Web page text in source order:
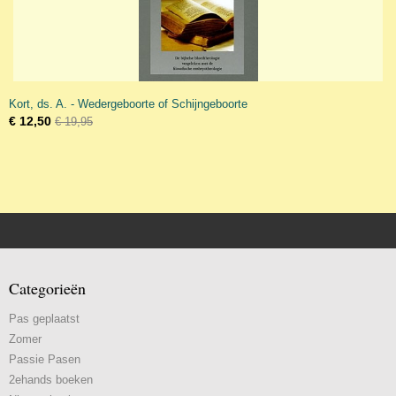
Kort, ds. A. - Wedergeboorte of Schijngeboorte
€ 12,50 € 19,95
Categorieën
Pas geplaatst
Zomer
Passie Pasen
2ehands boeken